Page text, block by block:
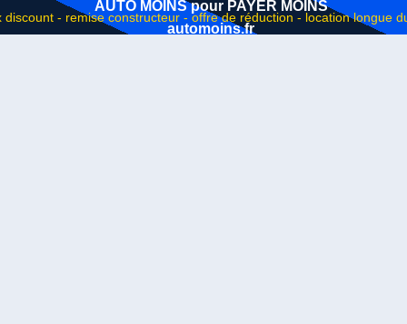
AUTO MOINS pour PAYER MOINS
automoins.fr